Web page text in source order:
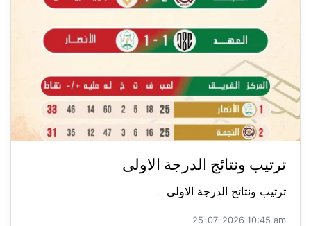
ترتيب ونتائج الدرجة الاولى
ترتيب ونتائج الدرجة الاولى ...
25-07-2026 10:45 am